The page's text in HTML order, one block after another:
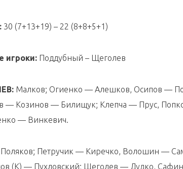
30 (7+13+19) – 22 (8+8+5+1)
игроки: Поддубный – Щеголев
Малков; Огиенко — Алешков, Осипов —
— Козинов — Билищук; Клепча — Прус,
— Винкевич.
Поляков; Петручик — Киречко, Волошин —
(К) — Пухловский; Щеголев — Дудко,